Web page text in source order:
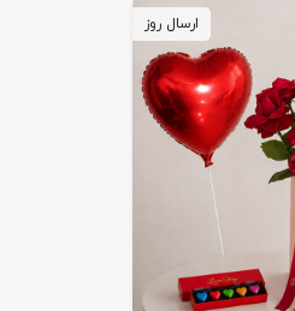
ارسال روز